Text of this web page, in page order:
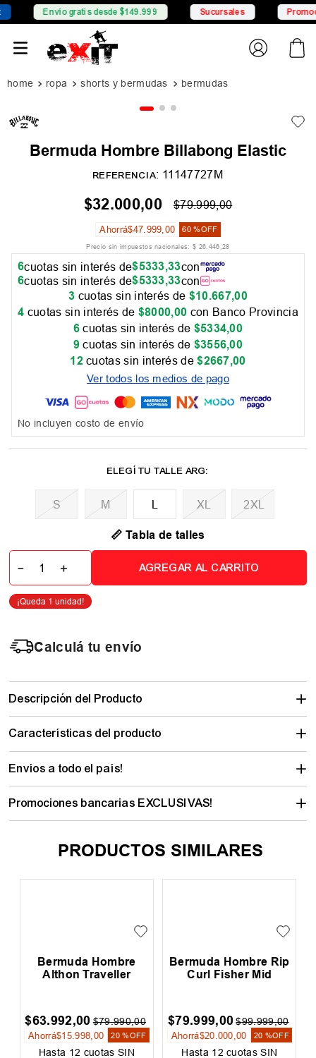
Envío gratis desde $149.999 Sucursales
ropa shorts y bermudas bermudas
Bermuda Hombre Billabong Elastic
REFERENCIA: 11147727M
$32.000,00 $79.999,00
Ahorrá$47.999,00 60 %OFF
Precio sin impuestos nacionales: $ 26.446,28
6cuotas sin interés de$5333,33con
6cuotas sin interés de$5333,33con
3 cuotas sin interés de $10.667,00
4 cuotas sin interés de $8000,00 con Banco Provincia
6 cuotas sin interés de $5334,00
9 cuotas sin interés de $3556,00
12 cuotas sin interés de$2667,00
Ver todos los medios de pago
No incluyen costo de envío
M XL 2XL
📏 Tabla de talles
＋
－ AGREGAR AL CARRITO
Calculá tu envío
Descripción del Producto
Características del producto
Envíos a todo el país!
Promociones bancarias EXCLUSIVAS!
PRODUCTOS SIMILARES
Bermuda Hombre
$63.992,00 $79 .990,00
Ahorrá$15.998,00 20 %OFF
Bermuda Hombre Rip
$79.999 ,00 $99 .999,00
Ahorrá$20.000,00 20 %OFF